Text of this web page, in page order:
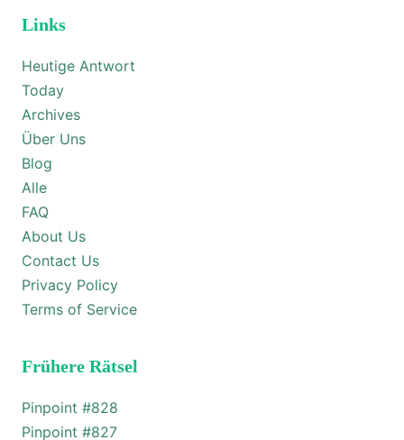
Links
Heutige Antwort
Today
Archives
Über Uns
Blog
Alle
FAQ
About Us
Contact Us
Privacy Policy
Terms of Service
Frühere Rätsel
Pinpoint #828
Pinpoint #827